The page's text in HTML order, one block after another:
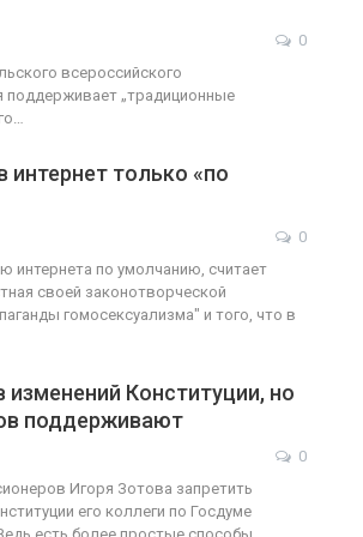
0
всероссийского
поддерживает „традиционные
интернет только «по
0
интернета по умолчанию, считает
своей законотворческой
гомосексуализма" и того, что в
Конституции, но
поддерживают
0
Игоря Зотова запретить
его коллеги по Госдуме
ФОТО